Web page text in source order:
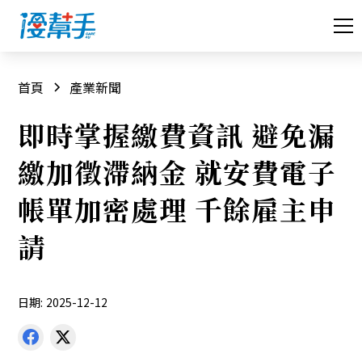
首頁 產業新聞
即時掌握繳費資訊 避免漏
繳加徵滯納金 就安費電子
帳單加密處理 千餘雇主申
請
日期: 2025-12-12